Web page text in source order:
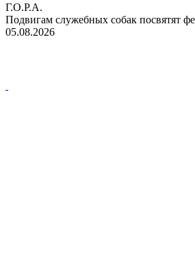
Г.О.Р.А.
Подвигам служебных собак посвятят
05.08.2026